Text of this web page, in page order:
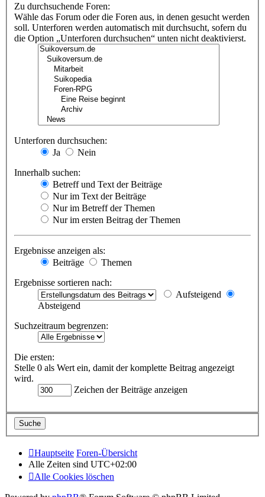
Zu durchsuchende Foren:
Wähle das Forum oder die Foren aus, in denen gesucht werden
soll. Unterforen werden automatisch mit durchsucht, sofern du
die Option „Unterforen durchsuchen“ unten nicht deaktivierst.
Unterforen durchsuchen:
Ja
Nein
Innerhalb suchen:
Betreff und Text der Beiträge
Nur im Text der Beiträge
Nur im Betreff der Themen
Nur im ersten Beitrag der Themen
Ergebnisse anzeigen als:
Beiträge
Themen
Ergebnisse sortieren nach:
Aufsteigend
Absteigend
Suchzeitraum begrenzen:
Die ersten:
Stelle 0 als Wert ein, damit der komplette Beitrag angezeigt
wird.
Zeichen der Beiträge anzeigen
Hauptseite Foren-Übersicht
Alle Zeiten sind UTC+02:00
Alle Cookies löschen